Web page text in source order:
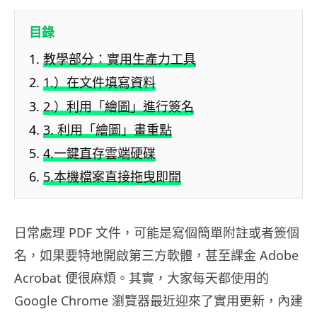
目錄
教學部分：實用生產力工具
1.）在文件填寫資料
2.）利用「繪圖」進行簽名
3. 利用「繪圖」畫重點
4.一鍵直存雲端硬碟
5.本機檔案直接拖曳即開
日常處理 PDF 文件，可能是寫個簡單附註或者簽個
名，如果要特地開啟第三方軟體，甚至課金 Adobe
Acrobat 便很麻煩。其實，大家每天都使用的
Google Chrome 瀏覽器最近迎來了實用更新，內建